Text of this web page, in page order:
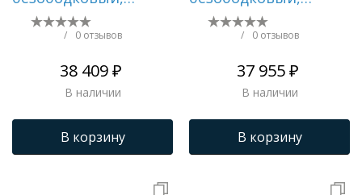
торнадо, с сиденьем
микролифт, белый
/ 0 отзывов
38 409 ₽
В наличии
В корзину
торнадо, с сиденьем
микролифт, белый
/ 0 отзывов
37 955 ₽
В наличии
В корзину